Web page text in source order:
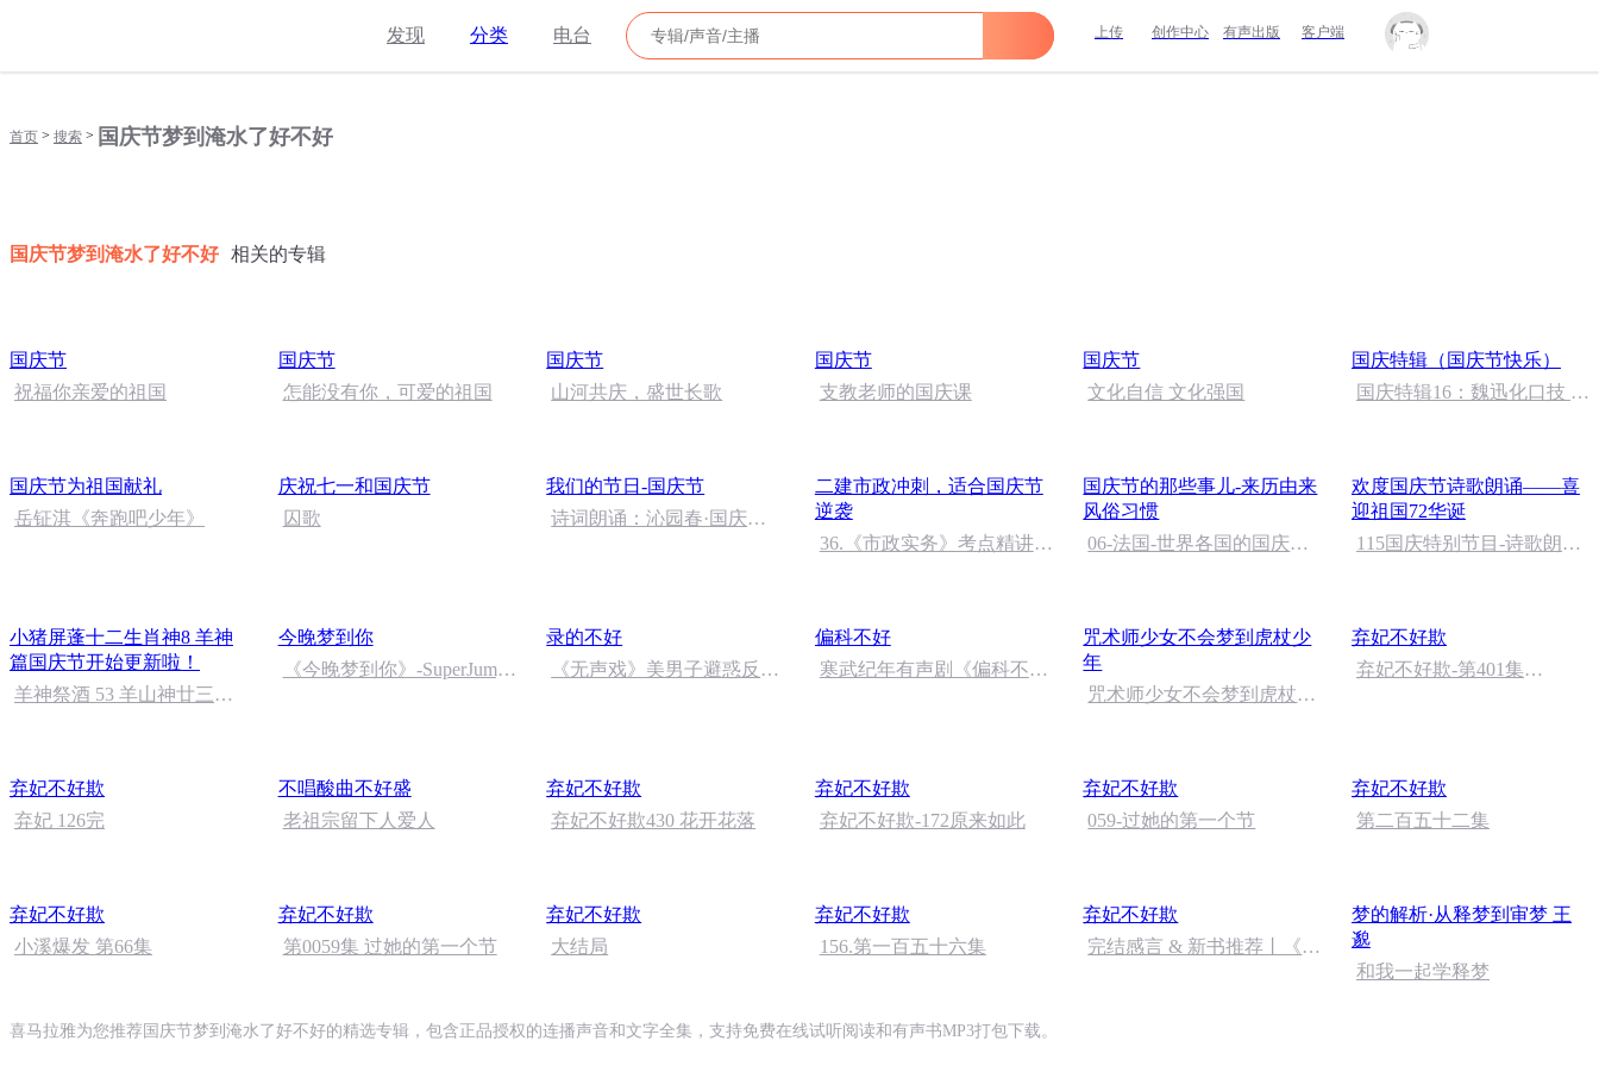
发现 分类 电台 上传 创作中心 有声出版 客户端
首页 > 搜索 > 国庆节梦到淹水了好不好
国庆节梦到淹水了好不好 相关的专辑
国庆节
祝福你亲爱的祖国
国庆节
怎能没有你，可爱的祖国
国庆节
山河共庆，盛世长歌
国庆节
支教老师的国庆课
国庆节
文化自信 文化强国
国庆特辑（国庆节快乐）
国庆特辑16：魏迅化口技 二
国庆节为祖国献礼
岳钲淇《奔跑吧少年》
庆祝七一和国庆节
囚歌
我们的节日-国庆节
诗词朗诵：沁园春·国庆，
二建市政冲刺，适合国庆节
逆袭
36.《市政实务》考点精讲第
国庆节的那些事儿-来历由来
风俗习惯
06-法国-世界各国的国庆节-
欢度国庆节诗歌朗诵——喜
迎祖国72华诞
115国庆特别节目-诗歌朗诵-
小猪屏蓬十二生肖神8 羊神
篇国庆节开始更新啦！
羊神祭酒 53 羊山神廿三护
今晚梦到你
《今晚梦到你》-SuperJump
录的不好
《无声戏》美男子避惑反生
偏科不好
寒武纪年有声剧《偏科不
咒术师少女不会梦到虎杖少
年
咒术师少女不会梦到虎杖少
弃妃不好欺
弃妃不好欺-第401集
弃妃不好欺
弃妃 126完
不唱酸曲不好盛
老祖宗留下人爱人
弃妃不好欺
弃妃不好欺430 花开花落
弃妃不好欺
弃妃不好欺-172原来如此
弃妃不好欺
059-过她的第一个节
弃妃不好欺
第二百五十二集
弃妃不好欺
小溪爆发 第66集
弃妃不好欺
第0059集 过她的第一个节
弃妃不好欺
大结局
弃妃不好欺
156.第一百五十六集
弃妃不好欺
完结感言 & 新书推荐丨《当
梦的解析·从释梦到审梦 王
邈
和我一起学释梦
喜马拉雅为您推荐国庆节梦到淹水了好不好的精选专辑，包含正品授权的连播声音和文字全集，支持免费在线试听阅读和有声书MP3打包下载。